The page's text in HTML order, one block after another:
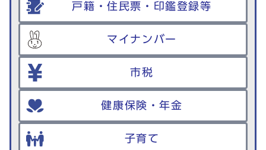
戸籍・住民票・印鑑登録等
マイナンバー
市税
健康保険・年金
子育て